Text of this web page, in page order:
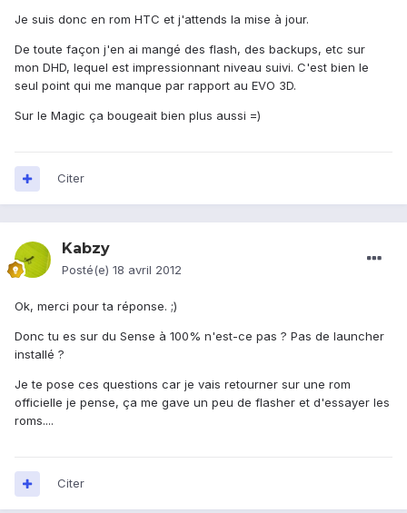
Je suis donc en rom HTC et j'attends la mise à jour.
De toute façon j'en ai mangé des flash, des backups, etc sur
mon DHD, lequel est impressionnant niveau suivi. C'est bien le
seul point qui me manque par rapport au EVO 3D.
Sur le Magic ça bougeait bien plus aussi =)
Citer
Kabzy
Posté(e) 18 avril 2012
Ok, merci pour ta réponse. ;)
Donc tu es sur du Sense à 100% n'est-ce pas ? Pas de launcher
installé ?
Je te pose ces questions car je vais retourner sur une rom
officielle je pense, ça me gave un peu de flasher et d'essayer les
roms....
Citer